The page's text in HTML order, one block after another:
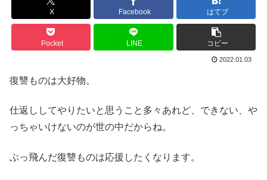
X Facebook はてブ
Pocket LINE コピー
2022.01.03
復讐ものは大好物。
仕返ししてやりたいと思うこと多々あれど、できない、や
っちゃいけないのが世の中だからね。
ぶっ飛んだ復讐ものは応援したくなります。